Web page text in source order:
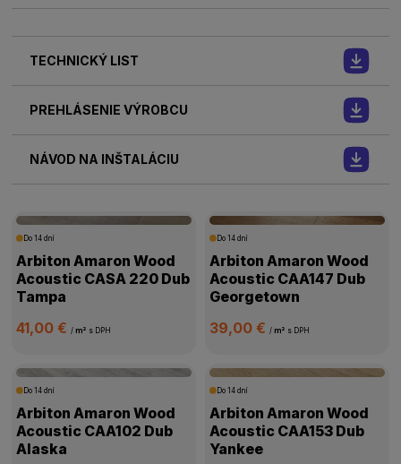
TECHNICKÝ LIST
PREHLÁSENIE VÝROBCU
NÁVOD NA INŠTALÁCIU
Do 14 dní
Arbiton Amaron Wood
Acoustic CASA 220 Dub
Tampa
41,00 €/ m² s DPH
Do 14 dní
Arbiton Amaron Wood
Acoustic CAA147 Dub
Georgetown
39,00 € / m² s DPH
Do 14 dní
Arbiton Amaron Wood
Acoustic CAA102 Dub
Alaska
Do 14 dní
Arbiton Amaron Wood
Acoustic CAA153 Dub
Yankee